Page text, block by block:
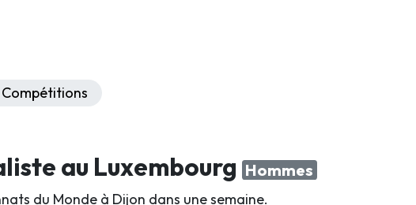
Compétitions
au Luxembourg Hommes
du Monde à Dijon dans une semaine.